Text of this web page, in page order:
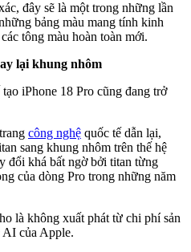
đây sẽ là một trong những lần
bảng màu mang tính kinh
tông màu hoàn toàn mới.
lại khung nhôm
iPhone 18 Pro cũng đang trở
công nghệ quốc tế dẫn lại,
sang khung nhôm trên thế hệ
đổi khá bất ngờ bởi titan từng
của dòng Pro trong những năm
là không xuất phát từ chi phí sản
AI của Apple.